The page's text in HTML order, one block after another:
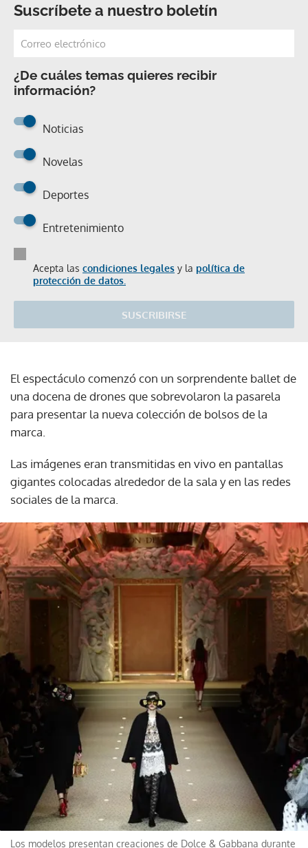
Suscríbete a nuestro boletín
¿De cuáles temas quieres recibir
información?
Noticias
Novelas
Deportes
Entretenimiento
Acepta las condiciones legales y la política de
protección de datos.
SUSCRIBIRSE
El espectáculo comenzó con un sorprendente ballet de
una docena de drones que sobrevolaron la pasarela
para presentar la nueva colección de bolsos de la
marca.
Las imágenes eran transmitidas en vivo en pantallas
gigantes colocadas alrededor de la sala y en las redes
sociales de la marca.
Los modelos presentan creaciones de Dolce & Gabbana durante